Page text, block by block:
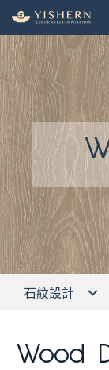
＃9031 ＃9075
石紋設計
Wood